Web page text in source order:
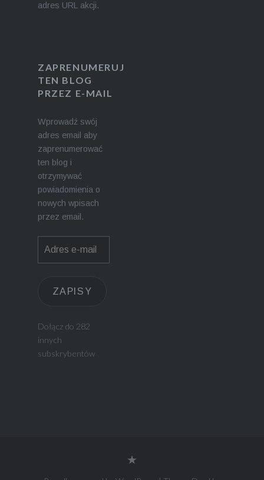
adres URL akcji.
ZAPRENUMERUJ
TEN BLOG
PRZEZ E-MAIL
Wprowadź swój
adres email aby
zaprenumerować
ten blog i
otrzymywać
powiadomienia o
nowych wpisach
przez email.
mail
ZAPISY
Dołącz do 282
innych
subskrybentów